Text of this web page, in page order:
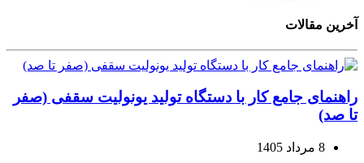
آخرین مقالات
راهنمای جامع کار با دستگاه تولید یونولیت سقفی (صفر
تا صد)
8 مرداد 1405